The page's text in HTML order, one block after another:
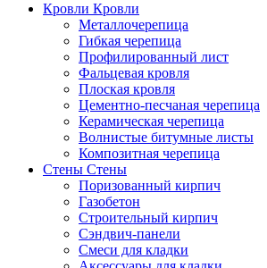
Кровли Кровли
Металлочерепица
Гибкая черепица
Профилированный лист
Фальцевая кровля
Плоская кровля
Цементно-песчаная черепица
Керамическая черепица
Волнистые битумные листы
Композитная черепица
Стены Стены
Поризованный кирпич
Газобетон
Строительный кирпич
Сэндвич-панели
Смеси для кладки